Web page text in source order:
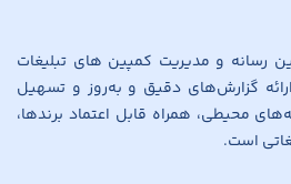
رسانه و مدیریت کمپین های تبلیغات
گزارش‌های دقیق و به‌روز و تسهیل
محیطی، همراه قابل اعتماد برندها،
است.